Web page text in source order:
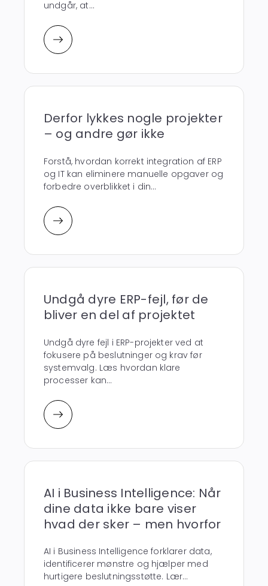
undgår, at...
Derfor lykkes nogle projekter
– og andre gør ikke
Forstå, hvordan korrekt integration af ERP
og IT kan eliminere manuelle opgaver og
forbedre overblikket i din...
Undgå dyre ERP-fejl, før de
bliver en del af projektet
Undgå dyre fejl i ERP-projekter ved at
fokusere på beslutninger og krav før
systemvalg. Læs hvordan klare
processer kan...
AI i Business Intelligence: Når
dine data ikke bare viser
hvad der sker – men hvorfor
AI i Business Intelligence forklarer data,
identificerer mønstre og hjælper med
hurtigere beslutningsstøtte. Lær...